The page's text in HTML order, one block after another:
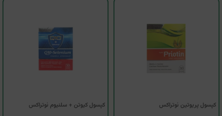
کپسول پریوتین نوتراکس کپسول کیوتن + سلنیوم نوتراکس